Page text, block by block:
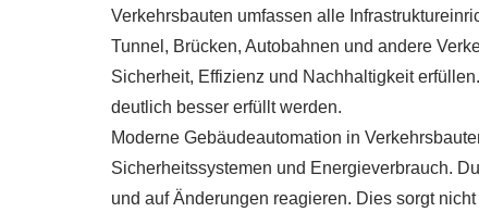
Verkehrsbauten umfassen alle
Tunnel, Brücken, Autobahnen und andere
Sicherheit, Effizienz und Nachhaltigkeit
deutlich besser erfüllt werden.
Moderne Gebäudeautomation in
Sicherheitssystemen und Energieverbrauch.
und auf Änderungen reagieren. Dies sorgt